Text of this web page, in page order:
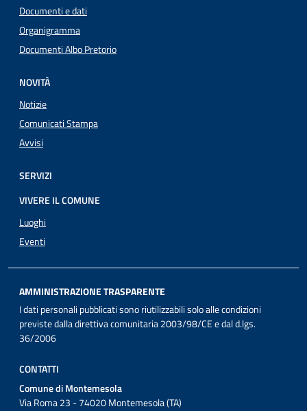
Documenti e dati
Organigramma
Documenti Albo Pretorio
NOVITÀ
Notizie
Comunicati Stampa
Avvisi
SERVIZI
VIVERE IL COMUNE
Luoghi
Eventi
AMMINISTRAZIONE TRASPARENTE
I dati personali pubblicati sono riutilizzabili solo alle condizioni
previste dalla direttiva comunitaria 2003/98/CE e dal d.lgs.
36/2006
CONTATTI
Comune di Montemesola
Via Roma 23 - 74020 Montemesola (TA)